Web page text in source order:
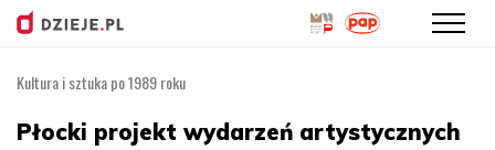
treści
Kultura i sztuka po 1989 roku
Płocki projekt wydarzeń artystycznych